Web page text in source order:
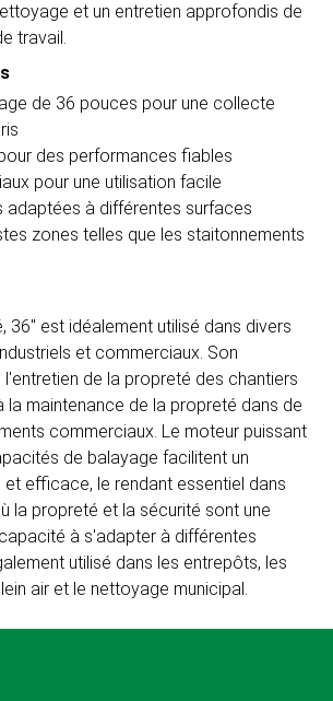
et un entretien approfondis de
travail.
de 36 pouces pour une collecte
des performances fiables
pour une utilisation facile
adaptées à différentes surfaces
zones telles que les staitonnements
36" est idéalement utilisé dans divers
et commerciaux. Son
de la propreté des chantiers
la maintenance de la propreté dans de
commerciaux. Le moteur puissant
de balayage facilitent un
efficace, le rendant essentiel dans
la propreté et la sécurité sont une
à s'adapter à différentes
utilisé dans les entrepôts, les
air et le nettoyage municipal.